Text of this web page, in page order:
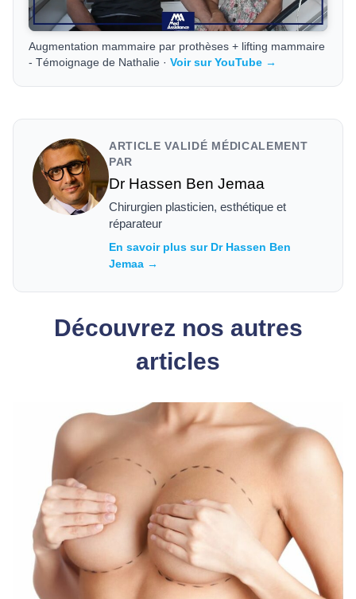
Augmentation mammaire par prothèses + lifting mammaire
- Témoignage de Nathalie ·Voir sur YouTube →
ARTICLE VALIDÉ MÉDICALEMENT
PAR
Dr Hassen Ben Jemaa
Chirurgien plasticien, esthétique et
réparateur
En savoir plus sur Dr Hassen Ben
Jemaa →
Découvrez nos autres
articles